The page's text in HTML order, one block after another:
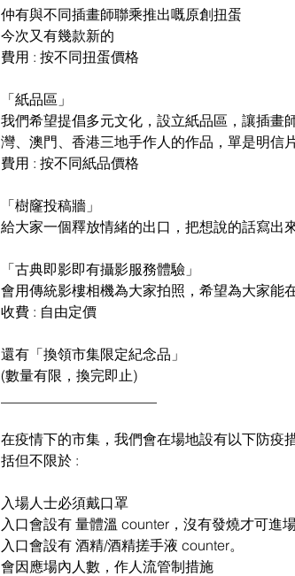
仲有與不同插畫師聯乘推出嘅原創扭蛋
今次又有幾款新的
費用 : 按不同扭蛋價格
「紙品區」
我們希望提倡多元文化，設立紙品區，讓插畫
灣、澳門、香港三地手作人的作品，單是明信
費用 : 按不同紙品價格
「樹窿投稿牆」
給大家一個釋放情緒的出口，把想說的話寫出
「古典即影即有攝影服務體驗」
會用傳統影樓相機為大家拍照，希望為大家能
收費 : 自由定價
還有「換領市集限定紀念品」
(數量有限，換完即止)
在疫情下的市集，我們會在場地設有以下防疫
括但不限於 :
入場人士必須戴口罩
入口會設有 量體溫 counter，沒有發燒才可進
入口會設有 酒精/酒精搓手液 counter。
會因應場內人數，作人流管制措施